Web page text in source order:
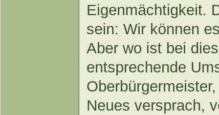
Eigenmächtigkeit.
sein: Wir können
Aber wo ist bei
entsprechende
Neues versprach,